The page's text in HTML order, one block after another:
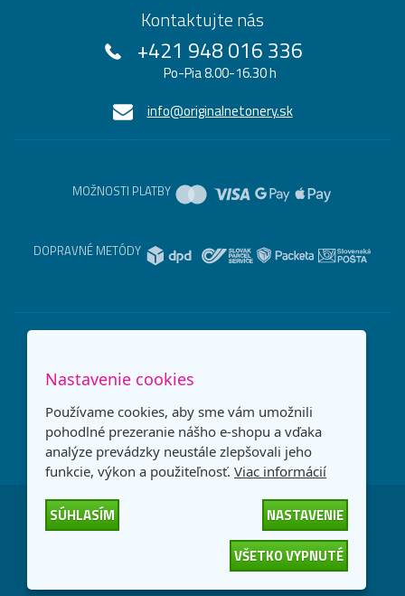
Kontaktujte nás
+421 948 016 336
Po-Pia 8.00-16.30 h
info@originalnetonery.sk
MOŽNOSTI PLATBY
DOPRAVNÉ METÓDY
Slovensko
-
Všetky práva vyhradené
Nastavenie cookies
Používame cookies, aby sme vám umožnili
pohodlné prezeranie nášho e-shopu a vďaka
analýze prevádzky neustále zlepšovali jeho
funkcie, výkon a použiteľnosť. Viac informácií
SÚHLASÍM
NASTAVENIE
VŠETKO VYPNUTÉ